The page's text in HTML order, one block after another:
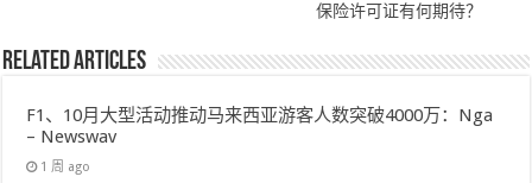
保险许可证有何期待？
Related Articles
F1、10月大型活动推动马来西亚游客人数突破4000万：Nga
– Newswav
1 周 ago